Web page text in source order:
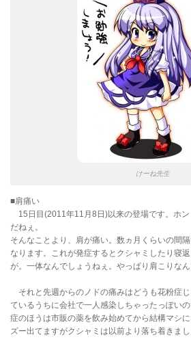
けーね先生
■肩痛い
15日目(2011年11月8日)以来の登場です。ホン
だねぇ。
そんなことより、肩が痛い。数ヵ月くらいの間
なります。これが発症するとクシャミしたり寝
が。一体なんでしょうねぇ。やっぱり肩こりなん
それと先週からのノドの痛みはどうも花粉症
ているうちに会社で一人感染しちゃったっぽい
症のほうは市販の薬を飲み始めてから結構マシ
ズー出てますがクシャミは以前より落ち着きまし